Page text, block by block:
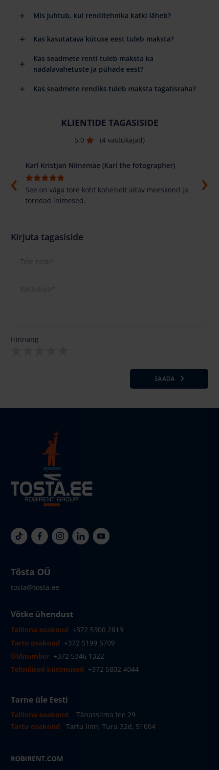
Mis juhtub, kui renditehnika katki läheb?
Kas kasutatava kütuse eest tuleb maksta?
Kas seadmete renti tuleb maksta ka
nädalavahetuste ja pühade eest?
Kas seadmete rendiks tuleb maksta tagatisraha?
KLIENTIDE TAGASISIDE
5.0 (4 vastukajad)
Karl Kristjan Niinemäe (Karl the fotographer)
See on väga tore koht kohelselt aitav meeskond ja
toredad inimesed.
Tore
Kirjuta tagasiside
Hinnang
SAADA
Tõsta OÜ
tosta@tosta.ee
Võtke ühendust
Tallinna osakond +372 5300 2813
Tartu osakond +372 5199 5709
Üldnumber +372 5346 1322
Tehnilised küsimused +372 5802 4044
Tarne üle Eesti
Tallinna osakond
Tänassilma tee 29
Tartu osakond
Tartu linn, Turu 32d, 51004
ROBIRENT.COM